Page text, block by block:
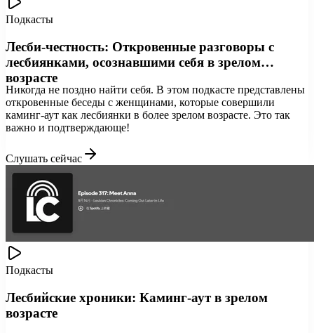
Подкасты
Лесби-честность: Откровенные разговоры с
лесбиянками, осознавшими себя в зрелом
возрасте
Никогда не поздно найти себя. В этом подкасте представлены
откровенные беседы с женщинами, которые совершили
каминг-аут как лесбиянки в более зрелом возрасте. Это так
важно и подтверждающе!
Слушать сейчас
Подкасты
Лесбийские хроники: Каминг-аут в зрелом
возрасте